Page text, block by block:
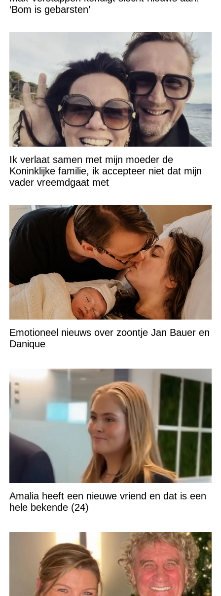
‘Bom is gebarsten’
Ik verlaat samen met mijn moeder de
Koninklijke familie, ik accepteer niet dat mijn
vader vreemdgaat met
Emotioneel nieuws over zoontje Jan Bauer en
Danique
Amalia heeft een nieuwe vriend en dat is een
hele bekende (24)